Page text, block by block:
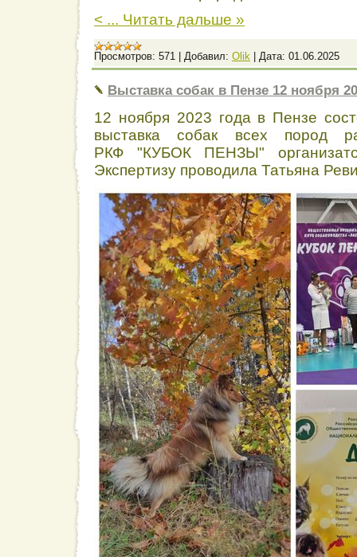
< ... Читать дальше »
Просмотров: 571 Добавил: Olik Дата: 01.06.2025
Выставка собак в Пензе 12 ноября
12 ноября 2023 года в Пензе
выставка собак всех пород
РКФ "КУБОК ПЕНЗЫ"
Экспертизу проводила Татьяна